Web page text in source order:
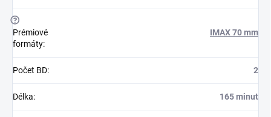
?
Prémiové
formáty:
IMAX 70 mm
Počet BD: 2
Délka: 165 minut